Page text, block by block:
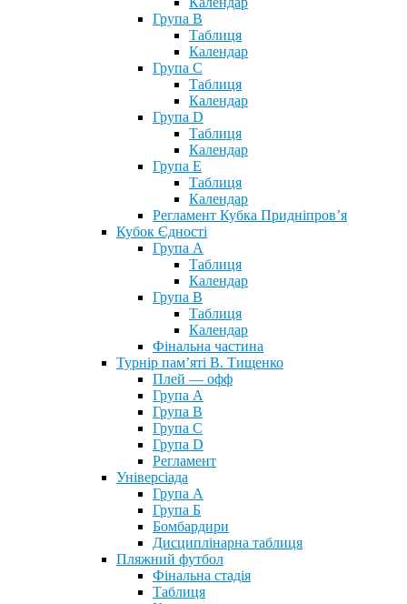
Група В
Таблиця
Календар
Група С
Таблиця
Календар
Група D
Таблиця
Календар
Група Е
Таблиця
Календар
Регламент Кубка Придніпров’я
Кубок Єдності
Група А
Таблиця
Календар
Група В
Таблиця
Календар
Фінальна частина
Турнір пам’яті В. Тищенко
Плей — офф
Група А
Група B
Група С
Група D
Регламент
Універсіада
Група А
Група Б
Бомбардири
Дисциплінарна таблиця
Пляжний футбол
Фінальна стадія
Таблиця